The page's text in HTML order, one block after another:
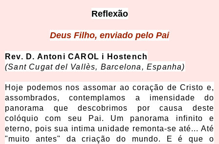
Reflexão
Deus Filho, enviado pelo Pai
Rev. D. Antoni CAROL i Hostench
(Sant Cugat del Vallès, Barcelona, Espanha)
Hoje podemos nos assomar ao coração de Cristo e,
assombrados, contemplamos a imensidade do
panorama que descobrimos por causa deste
colóquio com seu Pai. Um panorama infinito e
eterno, pois sua intima unidade remonta-se até... Até
"muito antes" da criação do mundo. E é que o